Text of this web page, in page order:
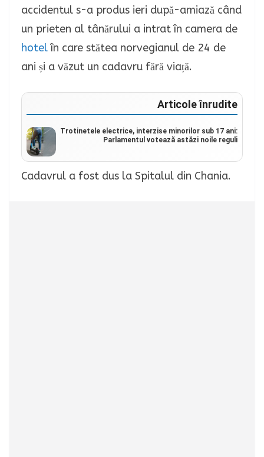
accidentul s-a produs ieri după-amiază când
un prieten al tânărului a intrat în camera de
hotelîn care stătea norvegianul de 24 de
ani și a văzut un cadavru fără viață.
Articole înrudite
Trotinetele electrice, interzise minorilor sub 17 ani:
Parlamentul votează astăzi noile reguli
Cadavrul a fost dus la Spitalul din Chania.